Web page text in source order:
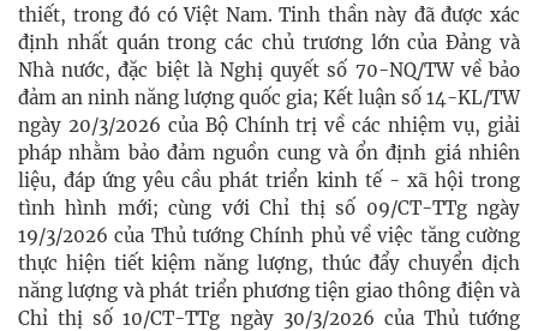
thiết, trong đó có Việt Nam. Tinh thần này đã được xác
định nhất quán trong các chủ trương lớn của Đảng và
Nhà nước, đặc biệt là Nghị quyết số 70-NQ/TW về bảo
đảm an ninh năng lượng quốc gia; Kết luận số 14-KL/TW
ngày 20/3/2026 của Bộ Chính trị về các nhiệm vụ, giải
pháp nhằm bảo đảm nguồn cung và ổn định giá nhiên
liệu, đáp ứng yêu cầu phát triển kinh tế - xã hội trong
tình hình mới; cùng với Chỉ thị số 09/CT-TTg ngày
19/3/2026 của Thủ tướng Chính phủ về việc tăng cường
thực hiện tiết kiệm năng lượng, thúc đẩy chuyển dịch
năng lượng và phát triển phương tiện giao thông điện và
Chỉ thị số 10/CT-TTg ngày 30/3/2026 của Thủ tướng